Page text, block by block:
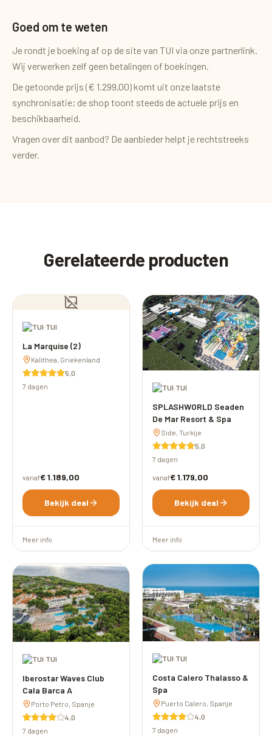
Goed om te weten
Je rondt je boeking af op de site van TUI via onze partnerlink.
Wij verwerken zelf geen betalingen of boekingen.
De getoonde prijs (€ 1.299,00) komt uit onze laatste
synchronisatie; de shop toont steeds de actuele prijs en
beschikbaarheid.
Vragen over dit aanbod? De aanbieder helpt je rechtstreeks
verder.
Gerelateerde producten
·TUI
La Marquise (2)
Kalithea, Griekenland
5,0
7 dagen
vanaf€ 1.189,00
Bekijk deal
Meer info
·TUI
SPLASHWORLD Seaden
De Mar Resort & Spa
Side, Turkije
5,0
7 dagen
vanaf€ 1.179,00
Bekijk deal
Meer info
·TUI
Iberostar Waves Club
Cala Barca A
Porto Petro, Spanje
4,0
7 dagen
·TUI
Costa Calero Thalasso &
Spa
Puerto Calero, Spanje
4,0
7 dagen